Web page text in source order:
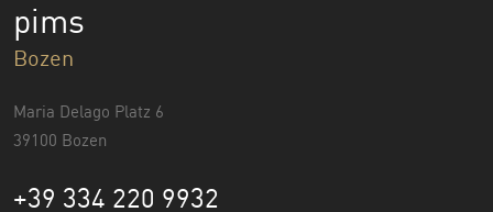
pims
Bozen
Maria Delago Platz 6
39100 Bozen
+39 334 220 9932